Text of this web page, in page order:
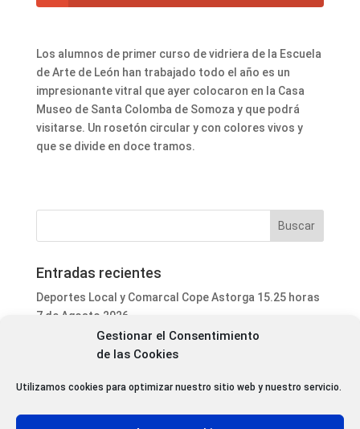
Gestionar el Consentimiento
de las Cookies
Utilizamos cookies para optimizar nuestro sitio web y nuestro servicio.
Los alumnos de primer curso de vidriera de la Escuela
de Arte de León han trabajado todo el año es un
impresionante vitral que ayer colocaron en la Casa
Museo de Santa Colomba de Somoza y que podrá
visitarse. Un rosetón circular y con colores vivos y
que se divide en doce tramos.
Entradas recientes
Deportes Local y Comarcal Cope Astorga 15.25 horas
7 de Agosto 2026
Informativo Mediodía Cope Astorga 14.20 horas 7 de
Agosto 2026
San Justo de la Vega acoge este fin de semana un